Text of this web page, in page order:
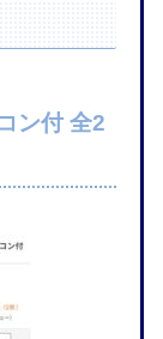
ン付 全2